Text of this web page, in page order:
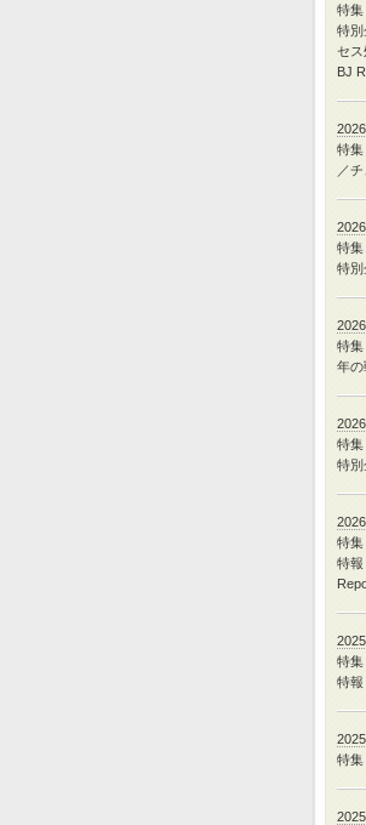
特集
特別
セス
BJ
特集
／
特集
特別
特集
年の
特集
特別
特集
特報
特集
特報
特